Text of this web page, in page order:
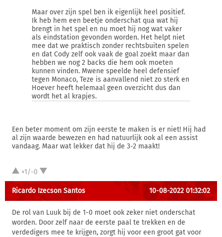
Maar over zijn spel ben ik eigenlijk heel positief.
Ik heb hem een beetje onderschat qua wat hij
brengt in het spel en nu moet hij nog wat vaker
als eindstation gevonden worden. Het helpt niet
mee dat we praktisch zonder rechtsbuiten spelen
en dat Cody zelf ook vaak de goal zoekt maar dan
hebben we nog 2 backs die hem ook moeten
kunnen vinden. Mwene speelde heel defensief
tegen Monaco, Teze is aanvallend niet zo sterk en
Hoever heeft helemaal geen overzicht dus dan
wordt het al krapjes.
Een beter moment om zijn eerste te maken is er niet! Hij had
al zijn waarde bewezen en had natuurlijk ook al een assist
vandaag. Maar wat lekker dat hij de 3-2 maakt!
+1/-0
Ricardo Izecson Santos 10-08-2022 01:32:02
De rol van Luuk bij de 1-0 moet ook zeker niet onderschat
worden. Door zelf naar de eerste paal te trekken en de
verdedigers mee te krijgen, zorgt hij voor een groot gat voor